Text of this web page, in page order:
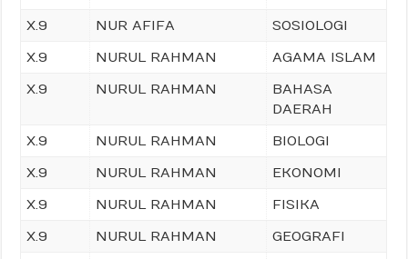
X.9
NUR AFIFA
SOSIOLOGI
X.9
NURUL RAHMAN
AGAMA ISLAM
X.9
NURUL RAHMAN
BAHASA
DAERAH
X.9
NURUL RAHMAN
BIOLOGI
X.9
NURUL RAHMAN
EKONOMI
X.9
NURUL RAHMAN
FISIKA
X.9
NURUL RAHMAN
GEOGRAFI